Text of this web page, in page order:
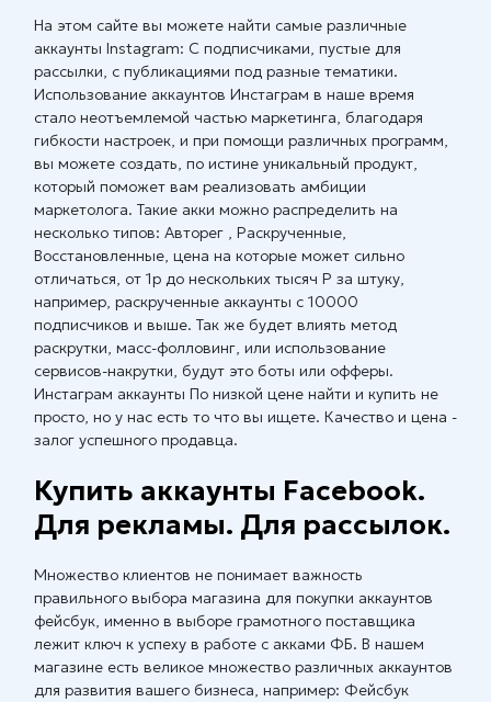
На этом сайте вы можете найти самые различные
аккаунты Instagram: С подписчиками, пустые для
рассылки, с публикациями под разные тематики.
Использование аккаунтов Инстаграм в наше время
стало неотъемлемой частью маркетинга, благодаря
гибкости настроек, и при помощи различных программ,
вы можете создать, по истине уникальный продукт,
который поможет вам реализовать амбиции
маркетолога. Такие акки можно распределить на
несколько типов: Авторег , Раскрученные,
Восстановленные, цена на которые может сильно
отличаться, от 1р до нескольких тысяч Р за штуку,
например, раскрученные аккаунты с 10000
подписчиков и выше. Так же будет влиять метод
раскрутки, масс-фолловинг, или использование
сервисов-накрутки, будут это боты или офферы.
Инстаграм аккаунты По низкой цене найти и купить не
просто, но у нас есть то что вы ищете. Качество и цена -
залог успешного продавца.
Купить аккаунты Facebook.
Для рекламы. Для рассылок.
Множество клиентов не понимает важность
правильного выбора магазина для покупки аккаунтов
фейсбук, именно в выборе грамотного поставщика
лежит ключ к успеху в работе с акками ФБ. В нашем
магазине есть великое множество различных аккаунтов
для развития вашего бизнеса, например: Фейсбук